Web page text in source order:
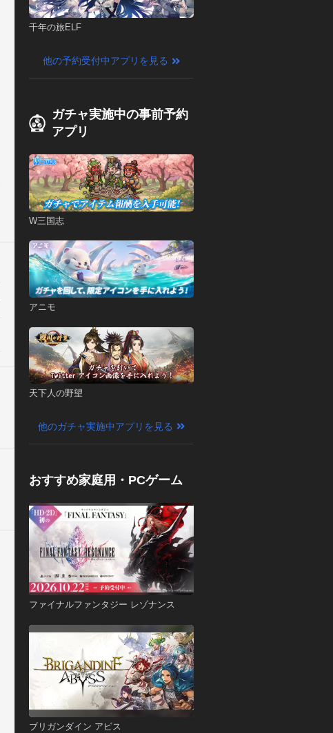
千年の旅ELF
他の予約受付中アプリを見る
ガチャ実施中の事前予約
アプリ
W三国志
アニモ
天下人の野望
他のガチャ実施中アプリを見る
おすすめ家庭用・PCゲーム
ファイナルファンタジー レゾナンス
ブリガンダイン アビス